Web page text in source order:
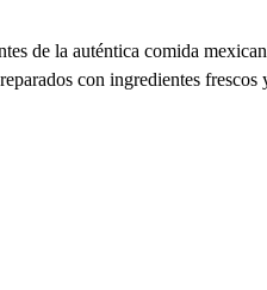
de la auténtica comida
con ingredientes